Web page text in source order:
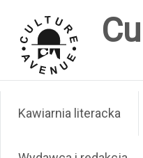
content
Kawiarnia literacka